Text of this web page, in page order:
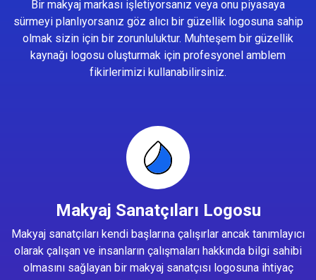
Bir makyaj markası işletiyorsanız veya onu piyasaya
sürmeyi planlıyorsanız göz alıcı bir güzellik logosuna sahip
olmak sizin için bir zorunluluktur. Muhteşem bir güzellik
kaynağı logosu oluşturmak için profesyonel amblem
fikirlerimizi kullanabilirsiniz.
Makyaj Sanatçıları Logosu
Makyaj sanatçıları kendi başlarına çalışırlar ancak tanımlayıcı
olarak çalışan ve insanların çalışmaları hakkında bilgi sahibi
olmasını sağlayan bir makyaj sanatçısı logosuna ihtiyaç